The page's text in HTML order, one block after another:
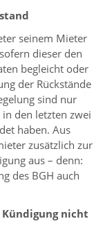
seinem Mieter
dieser den
begleicht oder
der Rückstände
sind nur
den letzten zwei
haben. Aus
zusätzlich zur
aus – denn:
des BGH auch
nicht